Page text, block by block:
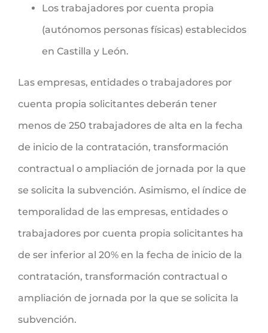
Los trabajadores por cuenta propia
(autónomos personas físicas) establecidos
en Castilla y León.
Las empresas, entidades o trabajadores por
cuenta propia solicitantes deberán tener
menos de 250 trabajadores de alta en la fecha
de inicio de la contratación, transformación
contractual o ampliación de jornada por la que
se solicita la subvención. Asimismo, el índice de
temporalidad de las empresas, entidades o
trabajadores por cuenta propia solicitantes ha
de ser inferior al 20% en la fecha de inicio de la
contratación, transformación contractual o
ampliación de jornada por la que se solicita la
subvención.